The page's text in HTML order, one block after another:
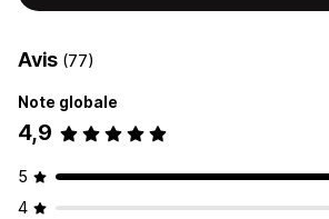
Avis (77)
Note globale
4,9
5
4